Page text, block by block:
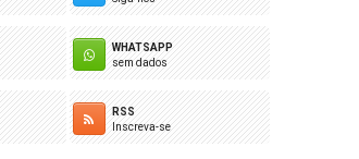
WHATSAPP
sem dados
RSS
Inscreva-se